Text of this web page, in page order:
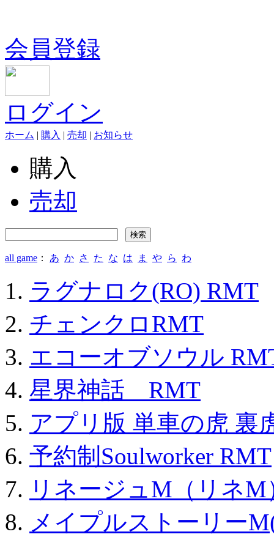
会員登録
ログイン
ホーム | 購入 | 売却 | お知らせ
購入
売却
all game ： あ か さ た な は ま や ら わ
ラグナロク(RO) RMT
チェンクロRMT
エコーオブソウル
星界神話 RMT
アプリ版 単車の虎 裏
予約制Soulworker RMT
リネージュM（リネM
メイプルストーリー